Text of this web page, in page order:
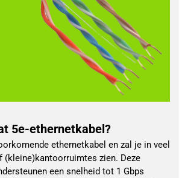
5e-ethernetkabel?
ethernetkabel en zal je in veel
(kleine)kantoorruimtes zien. Deze
een snelheid tot 1 Gbps